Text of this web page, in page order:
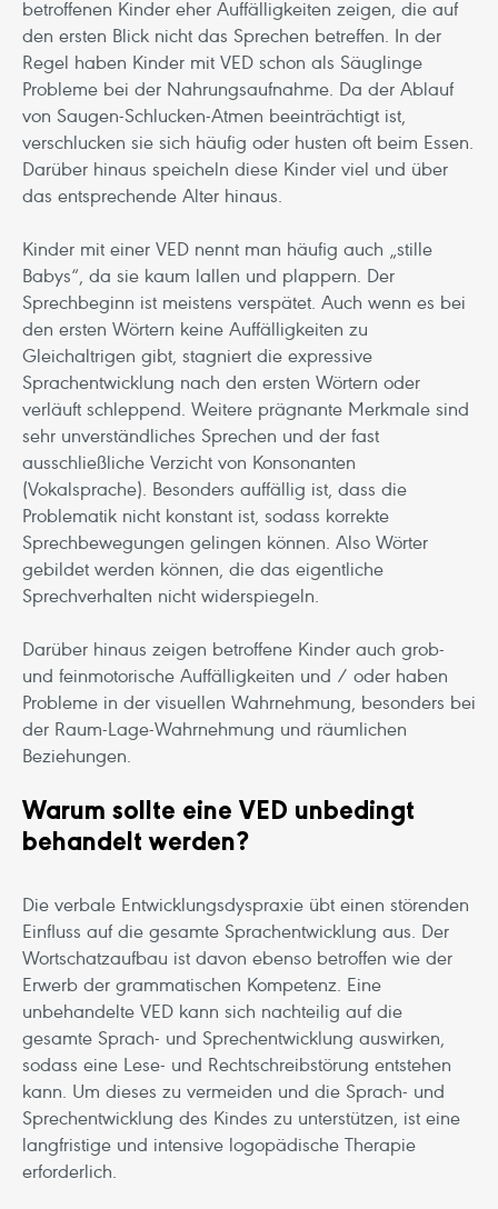
betroffenen Kinder eher Auffälligkeiten zeigen, die auf
den ersten Blick nicht das Sprechen betreffen. In der
Regel haben Kinder mit VED schon als Säuglinge
Probleme bei der Nahrungsaufnahme. Da der Ablauf
von Saugen-Schlucken-Atmen beeinträchtigt ist,
verschlucken sie sich häufig oder husten oft beim Essen.
Darüber hinaus speicheln diese Kinder viel und über
das entsprechende Alter hinaus.
Kinder mit einer VED nennt man häufig auch „stille
Babys“, da sie kaum lallen und plappern. Der
Sprechbeginn ist meistens verspätet. Auch wenn es bei
den ersten Wörtern keine Auffälligkeiten zu
Gleichaltrigen gibt, stagniert die expressive
Sprachentwicklung nach den ersten Wörtern oder
verläuft schleppend. Weitere prägnante Merkmale sind
sehr unverständliches Sprechen und der fast
ausschließliche Verzicht von Konsonanten
(Vokalsprache). Besonders auffällig ist, dass die
Problematik nicht konstant ist, sodass korrekte
Sprechbewegungen gelingen können. Also Wörter
gebildet werden können, die das eigentliche
Sprechverhalten nicht widerspiegeln.
Darüber hinaus zeigen betroffene Kinder auch grob-
und feinmotorische Auffälligkeiten und / oder haben
Probleme in der visuellen Wahrnehmung, besonders bei
der Raum-Lage-Wahrnehmung und räumlichen
Beziehungen.
Warum sollte eine VED unbedingt
behandelt werden?
Die verbale Entwicklungsdyspraxie übt einen störenden
Einfluss auf die gesamte Sprachentwicklung aus. Der
Wortschatzaufbau ist davon ebenso betroffen wie der
Erwerb der grammatischen Kompetenz. Eine
unbehandelte VED kann sich nachteilig auf die
gesamte Sprach- und Sprechentwicklung auswirken,
sodass eine Lese- und Rechtschreibstörung entstehen
kann. Um dieses zu vermeiden und die Sprach- und
Sprechentwicklung des Kindes zu unterstützen, ist eine
langfristige und intensive logopädische Therapie
erforderlich.